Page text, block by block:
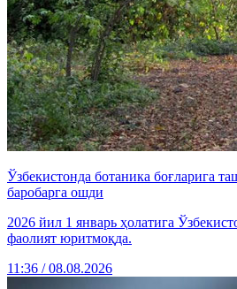
Ўзбекистонда ботаника боғларига
баробарга ошди
2026 йил 1 январь ҳолатига
фаолият юритмоқда.
11:36 / 08.08.2026